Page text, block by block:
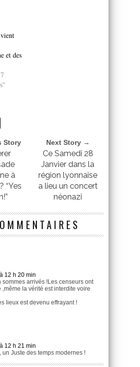
et des
Story
à
“Yes
Next Story →
Ce Samedi 28
Janvier dans la
région lyonnaise
a lieu un concert
néonazi
12 h 20 min
sommes arrivés !Les censeurs ont
la vérité est interdite voire
lieux est devenu effrayant !
12 h 21 min
un Juste des temps modernes !